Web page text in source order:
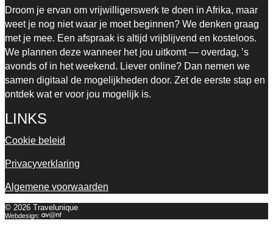
Droom je ervan om vrijwilligerswerk te doen in Afrika, maar
weet je nog niet waar je moet beginnen? We denken graag
met je mee. Een afspraak is altijd vrijblijvend en kosteloos.
We plannen deze wanneer het jou uitkomt — overdag, ’s
avonds of in het weekend. Liever online? Dan nemen we
samen digitaal de mogelijkheden door. Zet de eerste stap en
ontdek wat er voor jou mogelijk is.
LINKS
Cookie beleid
Privacyverklaring
Algemene voorwaarden
© 2026 Travelunique
Webdesign: